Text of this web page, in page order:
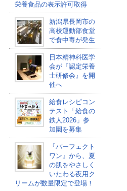
栄養食品の表示許可取得
新潟県長岡市の
高校運動部食堂
で食中毒が発生
日本精神科医学
会が『認定栄養
士研修会』を開
催へ
給食レシピコン
テスト「給食の
鉄人2026」参
加園を募集
『パーフェクト
ワン』から、夏
の肌をやさしく
いたわる夜用ク
リームが数量限定で登場！